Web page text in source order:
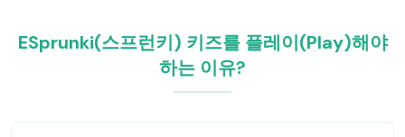
ESprunki(스프런키) 키즈를 플레이(Play)해야
하는 이유?